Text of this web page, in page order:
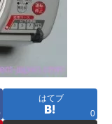
はてブ
0